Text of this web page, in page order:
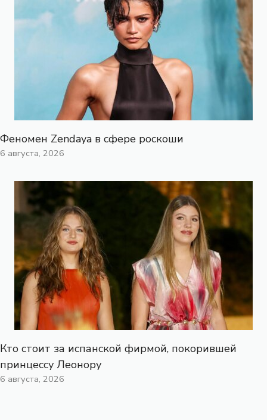
Феномен Zendaya в сфере роскоши
6 августа, 2026
Кто стоит за испанской фирмой, покорившей
принцессу Леонору
6 августа, 2026